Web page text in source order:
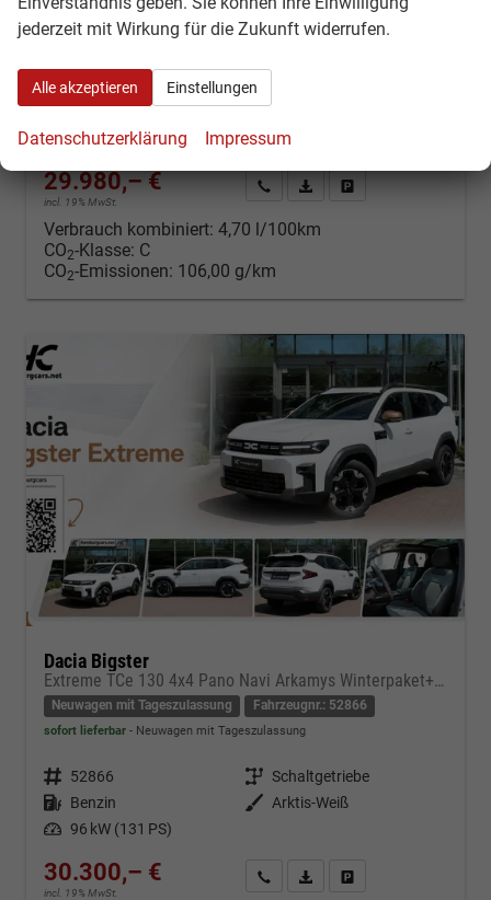
Fahrzeugnr.: 43527
unverbindliche Lieferzeit: ca. 3-6 Monate
Fahrzeugnr. 43527 Getriebe
Kraftstoff Hybrid Benzin Leistung 115 kW (156 PS)
29.980,– €
incl. 19% MwSt.
Kontakt & Angebot anfordern
PDF-Datei, Fahrzeugexposé
Verbrauch kombiniert: 4,70 l/100km
CO2-Klasse: C
CO2-Emissionen: 106,00 g/km
Dacia Bigster
Extreme TCe 130 4x4 Pano Navi Arkamys Winterpaket+ el Heckkl.
Neuwagen mit Tageszulassung Fahrzeugnr.: 52866
sofort lieferbar Neuwagen mit Tageszulassung
Fahrzeugnr. 52866 Getriebe Schaltgetriebe
Kraftstoff Benzin Außenfarbe
Arktis-Weiß
Leistung 96 kW (131 PS)
30.300,– €
incl. 19% MwSt.
Kontakt & Angebot anfordern
PDF-Datei, Fahrzeugexposé
jederzeit mit Wirkung für die Zukunft widerrufen.
Alle akzeptieren Einstellungen
Datenschutzerklärung Impressum